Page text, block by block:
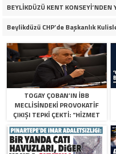
TOGAY ÇOBAN’IN İBB
MECLISINDEKI PROVOKATIF
ÇIKIŞI TEPKI ÇEKTI: “HIZMET
YOK, SIYASI MANIPÜLASYON
VAR”